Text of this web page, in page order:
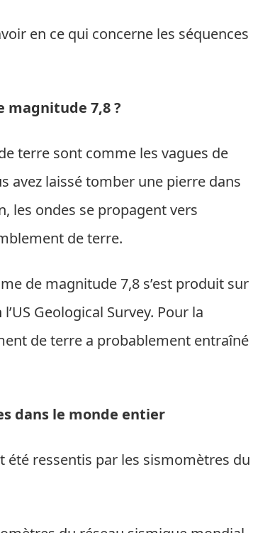
en ce qui concerne les séquences
magnitude 7,8 ?
terre sont comme les vagues de
avez laissé tomber une pierre dans
les ondes se propagent vers
de terre.
de magnitude 7,8 s’est produit sur
Geological Survey. Pour la
de terre a probablement entraîné
dans le monde entier
été ressentis par les sismomètres du